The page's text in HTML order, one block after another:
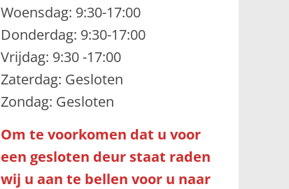
Woensdag: 9:30-17:00
Donderdag: 9:30-17:00
Vrijdag: 9:30 -17:00
Zaterdag: Gesloten
Zondag: Gesloten
Om te voorkomen dat u voor
een gesloten deur staat raden
wij u aan te bellen voor u naar